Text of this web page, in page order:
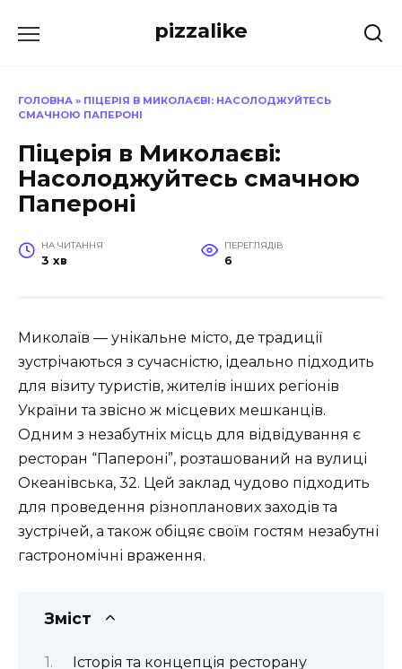
до
pizzalike
ГОЛОВНА » ПІЦЕРІЯ В МИКОЛАЄВІ: НАСОЛОДЖУЙТЕСЬ
СМАЧНОЮ ПАПЕРОНІ
Піцерія в Миколаєві:
Насолоджуйтесь смачною
Папероні
НА ЧИТАННЯ
3 хв
ПЕРЕГЛЯДІВ
6
Миколаїв — унікальне місто, де традиції
зустрічаються з сучасністю, ідеально підходить
для візиту туристів, жителів інших регіонів
України та звісно ж місцевих мешканців.
Одним з незабутніх місць для відвідування є
ресторан “Папероні”, розташований на вулиці
Океанівська, 32. Цей заклад чудово підходить
для проведення різнопланових заходів та
зустрічей, а також обіцяє своїм гостям незабутні
гастрономічні враження.
Зміст
Історія та концепція ресторану